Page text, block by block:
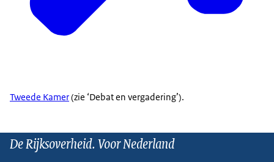
Tweede Kamer(zie ‘Debat en vergadering’).
De Rijksoverheid. Voor Nederland